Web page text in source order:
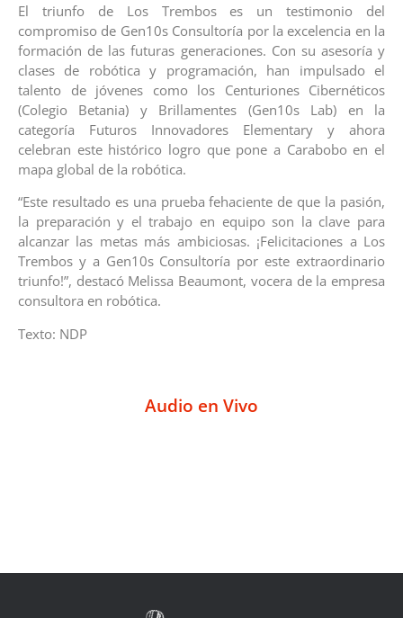
El triunfo de Los Trembos es un testimonio del
compromiso de Gen10s Consultoría por la excelencia en la
formación de las futuras generaciones. Con su asesoría y
clases de robótica y programación, han impulsado el
talento de jóvenes como los Centuriones Cibernéticos
(Colegio Betania) y Brillamentes (Gen10s Lab) en la
categoría Futuros Innovadores Elementary y ahora
celebran este histórico logro que pone a Carabobo en el
mapa global de la robótica.
“Este resultado es una prueba fehaciente de que la pasión,
la preparación y el trabajo en equipo son la clave para
alcanzar las metas más ambiciosas. ¡Felicitaciones a Los
Trembos y a Gen10s Consultoría por este extraordinario
triunfo!”, destacó Melissa Beaumont, vocera de la empresa
consultora en robótica.
Texto: NDP
Audio en Vivo